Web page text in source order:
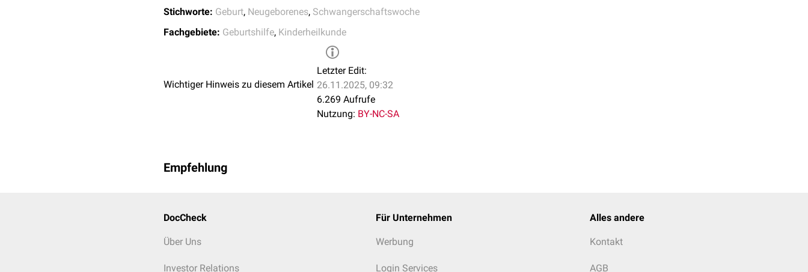
Stichworte: Geburt, Neugeborenes, Schwangerschaftswoche
Fachgebiete: Geburtshilfe, Kinderheilkunde
Wichtiger Hinweis zu diesem Artikel
Letzter Edit:
26.11.2025, 09:32
6.269 Aufrufe
Nutzung: BY-NC-SA
Empfehlung
DocCheck
Über Uns
Investor Relations
Für Unternehmen
Werbung
Login Services
Alles andere
Kontakt
AGB